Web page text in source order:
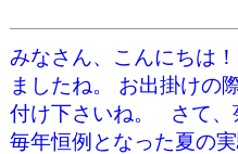
みなさん、こんにちは
ましたね。 お出掛けの
付け下さいね。 さて、
毎年恒例となった夏の